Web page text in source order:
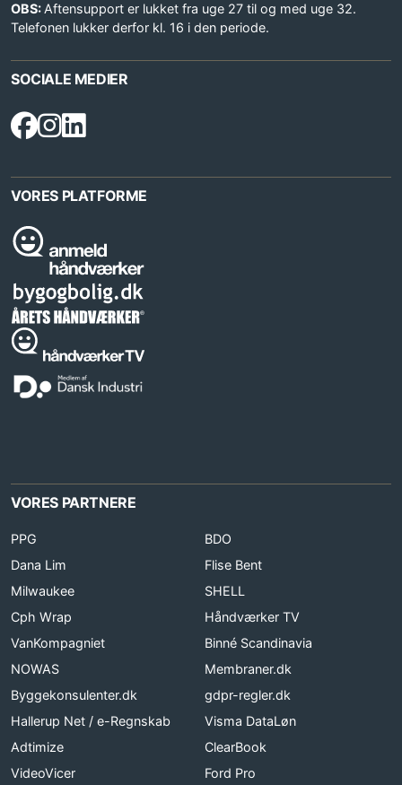
OBS: Aftensupport er lukket fra uge 27 til og med uge 32.
Telefonen lukker derfor kl. 16 i den periode.
SOCIALE MEDIER
VORES PLATFORME
VORES PARTNERE
PPG
BDO
Dana Lim
Flise Bent
Milwaukee
SHELL
Cph Wrap
Håndværker TV
VanKompagniet
Binné Scandinavia
NOWAS
Membraner.dk
Byggekonsulenter.dk
gdpr-regler.dk
Hallerup Net / e-Regnskab
Visma DataLøn
Adtimize
ClearBook
VideoVicer
Ford Pro